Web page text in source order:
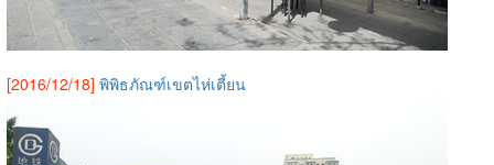
[2016/12/18] พิพิธภัณฑ์เขตไห่เตี้ยน